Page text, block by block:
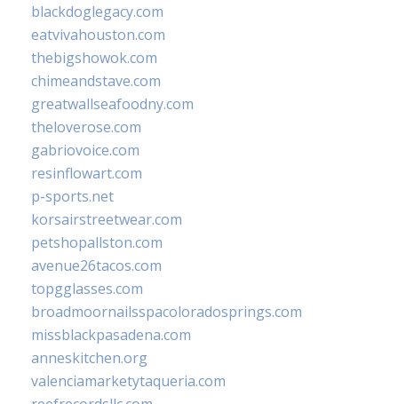
blackdoglegacy.com
eatvivahouston.com
thebigshowok.com
chimeandstave.com
greatwallseafoodny.com
theloverose.com
gabriovoice.com
resinflowart.com
p-sports.net
korsairstreetwear.com
petshopallston.com
avenue26tacos.com
topgglasses.com
broadmoornailsspacoloradosprings.com
missblackpasadena.com
anneskitchen.org
valenciamarketytaqueria.com